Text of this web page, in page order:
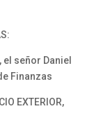
señor Daniel
Finanzas
EXTERIOR,